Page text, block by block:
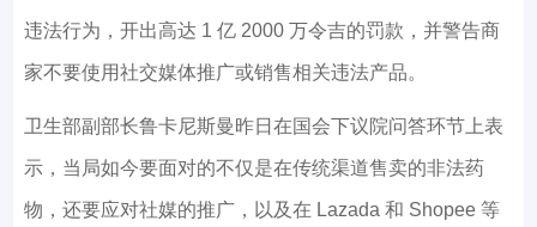
违法行为，开出高达 1 亿 2000 万令吉的罚款，并警告商
家不要使用社交媒体推广或销售相关违法产品。
卫生部副部长鲁卡尼斯曼昨日在国会下议院问答环节上表
示，当局如今要面对的不仅是在传统渠道售卖的非法药
物，还要应对社媒的推广，以及在 Lazada 和 Shopee 等